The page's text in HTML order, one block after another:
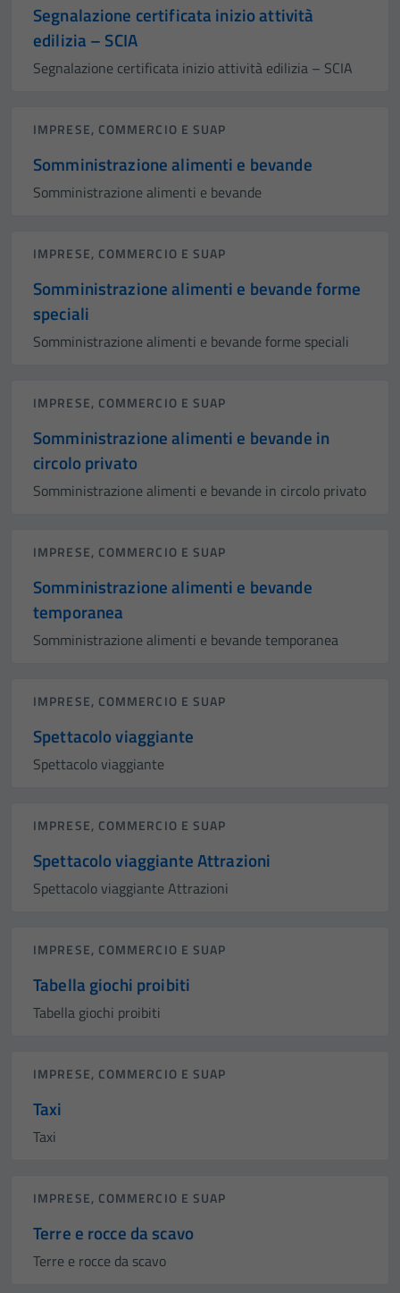
Segnalazione certificata inizio attività
edilizia – SCIA
Segnalazione certificata inizio attività edilizia – SCIA
IMPRESE, COMMERCIO E SUAP
Somministrazione alimenti e bevande
Somministrazione alimenti e bevande
IMPRESE, COMMERCIO E SUAP
Somministrazione alimenti e bevande forme
speciali
Somministrazione alimenti e bevande forme speciali
IMPRESE, COMMERCIO E SUAP
Somministrazione alimenti e bevande in
circolo privato
Somministrazione alimenti e bevande in circolo privato
IMPRESE, COMMERCIO E SUAP
Somministrazione alimenti e bevande
temporanea
Somministrazione alimenti e bevande temporanea
IMPRESE, COMMERCIO E SUAP
Spettacolo viaggiante
Spettacolo viaggiante
IMPRESE, COMMERCIO E SUAP
Spettacolo viaggiante Attrazioni
Spettacolo viaggiante Attrazioni
IMPRESE, COMMERCIO E SUAP
Tabella giochi proibiti
Tabella giochi proibiti
IMPRESE, COMMERCIO E SUAP
Taxi
Taxi
IMPRESE, COMMERCIO E SUAP
Terre e rocce da scavo
Terre e rocce da scavo